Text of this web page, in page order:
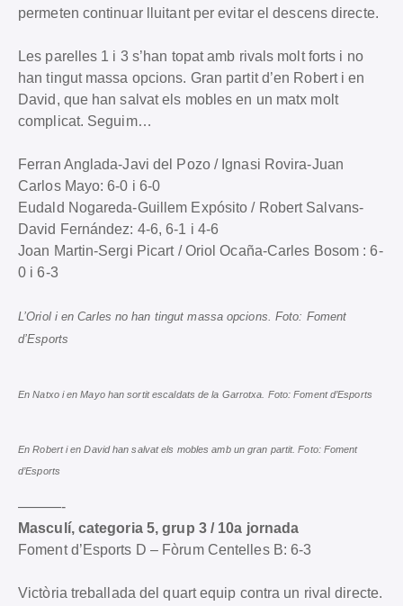
permeten continuar lluitant per evitar el descens directe.
Les parelles 1 i 3 s’han topat amb rivals molt forts i no
han tingut massa opcions. Gran partit d’en Robert i en
David, que han salvat els mobles en un matx molt
complicat. Seguim…
Ferran Anglada-Javi del Pozo / Ignasi Rovira-Juan
Carlos Mayo: 6-0 i 6-0
Eudald Nogareda-Guillem Expósito / Robert Salvans-
David Fernández: 4-6, 6-1 i 4-6
Joan Martin-Sergi Picart / Oriol Ocaña-Carles Bosom : 6-
0 i 6-3
L’Oriol i en Carles no han tingut massa opcions. Foto: Foment
d’Esports
En Natxo i en Mayo han sortit escaldats de la Garrotxa. Foto: Foment d’Esports
En Robert i en David han salvat els mobles amb un gran partit. Foto: Foment
d’Esports
———-
Masculí, categoria 5, grup 3 / 10a jornada
Foment d’Esports D – Fòrum Centelles B: 6-3
Victòria treballada del quart equip contra un rival directe.